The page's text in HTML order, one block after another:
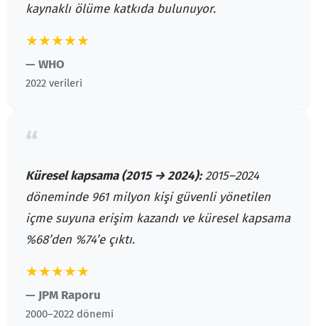
kaynaklı ölüme katkıda bulunuyor.
★★★★★
— WHO
2022 verileri
“
Küresel kapsama (2015 → 2024):2015–2024
döneminde 961 milyon kişi güvenli yönetilen
içme suyuna erişim kazandı ve küresel kapsama
%68’den %74’e çıktı.
★★★★★
— JPM Raporu
2000–2022 dönemi